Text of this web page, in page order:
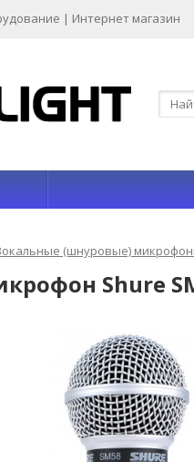
| Интернет магазин
(шнуровые)
Shure